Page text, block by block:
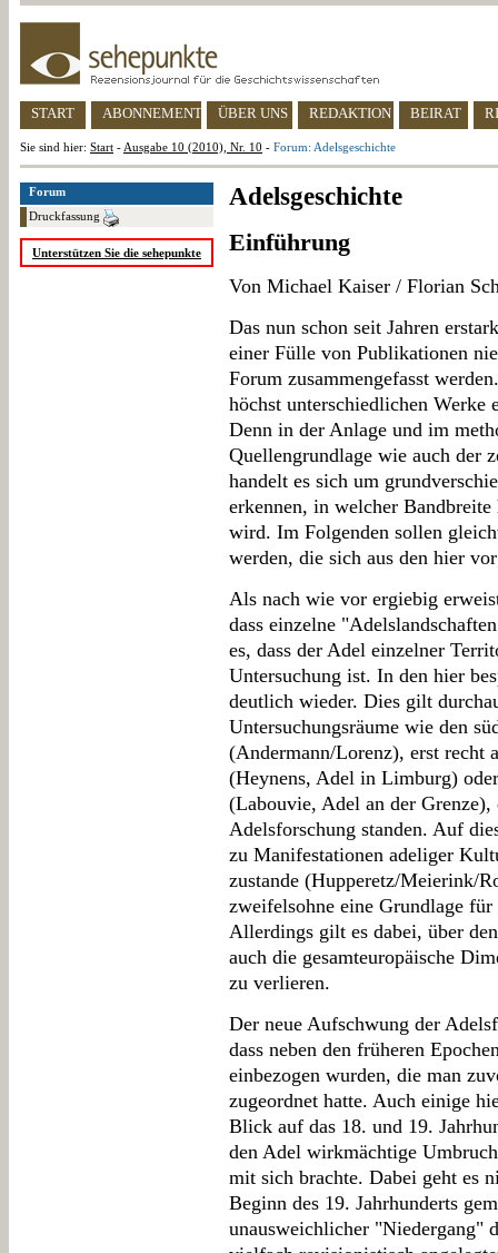
START ABONNEMENT ÜBER UNS REDAKTION BEIRAT
Sie sind hier: Start - Ausgabe 10 (2010), Nr. 10 - Forum: Adelsgeschichte
Forum
Druckfassung
Unterstützen Sie die sehepunkte
Adelsgeschichte
Einführung
Von Michael Kaiser / Florian
Das nun schon seit Jahren
einer Fülle von Publikationen
Forum zusammengefasst
höchst unterschiedlichen Werke
Denn in der Anlage und im
Quellengrundlage wie auch der
handelt es sich um
erkennen, in welcher
wird. Im Folgenden sollen
werden, die sich aus den hier
Als nach wie vor ergiebig
dass einzelne
es, dass der Adel einzelner
Untersuchung ist. In den hier
deutlich wieder. Dies gilt
Untersuchungsräume wie den
(Andermann/Lorenz), erst recht
(Heynens, Adel in Limburg)
(Labouvie, Adel an der
Adelsforschung standen. Auf
zu Manifestationen adeliger
zustande (Hupperetz/Meierink/
zweifelsohne eine Grundlage
Allerdings gilt es dabei, über
auch die gesamteuropäische
zu verlieren.
Der neue Aufschwung der
dass neben den früheren
einbezogen wurden, die man
zugeordnet hatte. Auch einige
Blick auf das 18. und 19.
den Adel wirkmächtige
mit sich brachte. Dabei geht es
Beginn des 19. Jahrhunderts
unausweichlicher "Niedergang"